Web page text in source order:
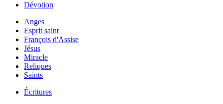
Dévotion
Anges
Esprit saint
François d'Assise
Jésus
Miracle
Reliques
Saints
Écritures